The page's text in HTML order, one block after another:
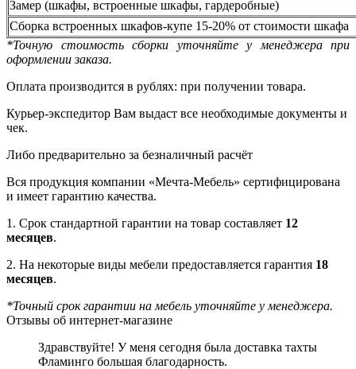
Замер (шкафы, встроенные шкафы, гардеробные)
Сборка встроенных шкафов-купе 15-20% от стоимости шкафа
*Точную стоимость сборки уточняйте у менеджера при
оформлении заказа.
Оплата производится в рублях: при получении товара.
Курьер-экспедитор Вам выдаст все необходимые документы и
чек.
Либо предварительно за безналичный расчёт
Вся продукция компании «Мечта-Мебель» сертифицирована
и имеет гарантию качества.
1. Срок стандартной гарантии на товар составляет 12
месяцев.
2. На некоторые виды мебели предоставляется гарантия 18
месяцев.
*Точный срок гарантии на мебель уточняйте у менеджера.
Отзывы об интернет-магазине
Здравствуйте! У меня сегодня была доставка тахты
Фламинго большая благодарность.